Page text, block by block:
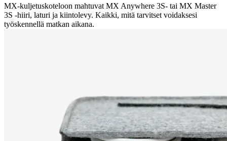
MX-kuljetuskoteloon mahtuvat MX Anywhere 3S- tai MX Master
3S -hiiri, laturi ja kiintolevy. Kaikki, mitä tarvitset voidaksesi
työskennellä matkan aikana.